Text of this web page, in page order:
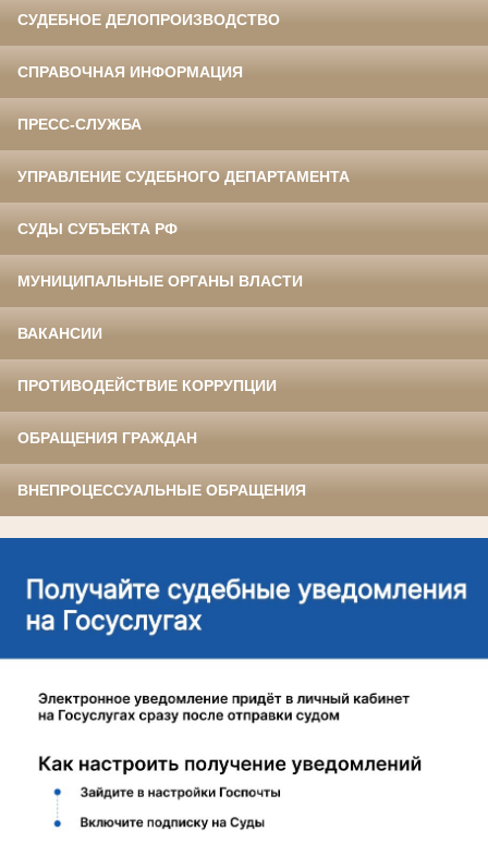
СУДЕБНОЕ ДЕЛОПРОИЗВОДСТВО
СПРАВОЧНАЯ ИНФОРМАЦИЯ
ПРЕСС-СЛУЖБА
УПРАВЛЕНИЕ СУДЕБНОГО ДЕПАРТАМЕНТА
СУДЫ СУБЪЕКТА РФ
МУНИЦИПАЛЬНЫЕ ОРГАНЫ ВЛАСТИ
ВАКАНСИИ
ПРОТИВОДЕЙСТВИЕ КОРРУПЦИИ
ОБРАЩЕНИЯ ГРАЖДАН
ВНЕПРОЦЕССУАЛЬНЫЕ ОБРАЩЕНИЯ